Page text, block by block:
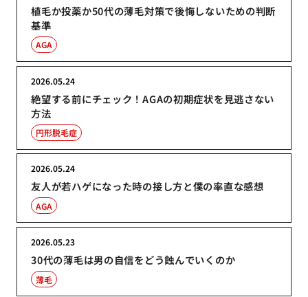
植毛か投薬か50代の薄毛対策で後悔しないための判断
基準
AGA
絶望する前にチェック！AGAの初期症状を見逃さない
方法
2026.05.24
円形脱毛症
友人が若ハゲになった時の接し方と僕の率直な感想
2026.05.24
AGA
30代の薄毛は男の自信をどう蝕んでいくのか
2026.05.23
薄毛